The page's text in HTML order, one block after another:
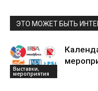
ЭТО МОЖЕТ БЫТЬ
Выставки,
мероприятия